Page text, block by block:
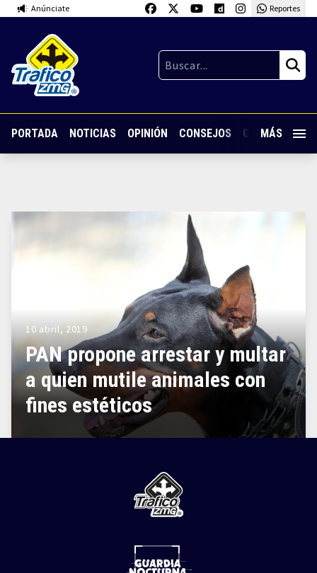
Anúnciate Reportes
PORTADA NOTICIAS OPINIÓN CONSEJOS GUARDIA
MÁS
10 abril, 2019
PAN propone arrestar y multar
a quien mutile animales con
fines estéticos